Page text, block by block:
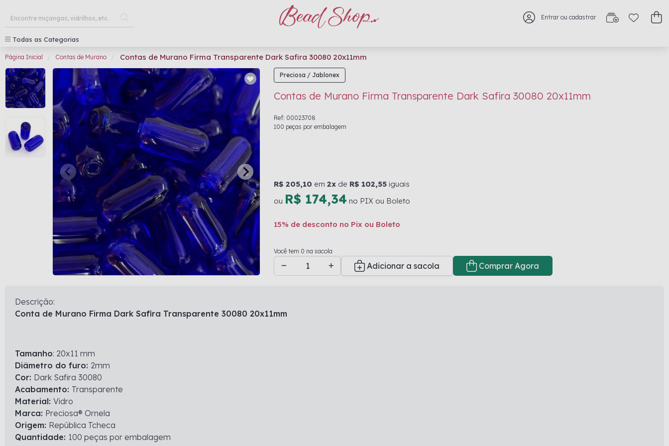
Entrar ou cadastrar
Todas as Categorias
Página Inicial Contas de Murano Contas de Murano Firma Transparente Dark Safira 30080 20x11mm
Preciosa / Jablonex
Contas de Murano Firma Transparente Dark Safira 30080 20x11mm
Ref: 00023708
100 peças por embalagem
R$ 205,10 em 2x de R$ 102,55 iguais
ou R$ 174,34 no PIX ou Boleto
15% de desconto no Pix ou Boleto
Você tem 0 na sacola
Adicionar a sacola
Comprar Agora
Descrição:
Conta de Murano Firma Dark Safira Transparente 30080 20x11mm
Tamanho: 20x11 mm
Diâmetro do furo: 2mm
Cor: Dark Safira 30080
Acabamento: Transparente
Material: Vidro
Marca: Preciosa® Ornela
Origem: República Tcheca
Quantidade: 100 peças por embalagem